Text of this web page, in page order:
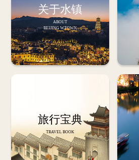
关于水镇
ABOUT
BEIJING WTOWN
旅行宝典
TRAVEL BOOK